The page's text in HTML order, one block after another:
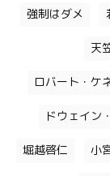
強制はダメ
天
ロバート・ケ
ドウェイン
堀越啓仁 小